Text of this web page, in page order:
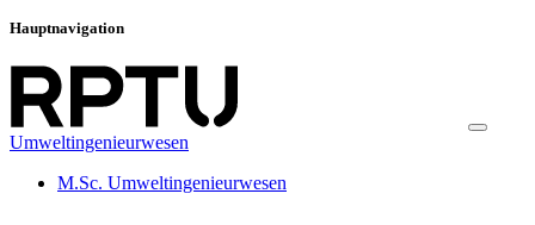
Hauptnavigation
Umweltingenieurwesen
M.Sc. Umweltingenieurwesen